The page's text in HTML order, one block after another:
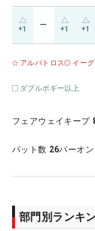
+1 ー +1 +1
アルバトロス イー
ダブルボギー以上
フェアウェイキープ
パット数 26パーオン
部門別ランキ